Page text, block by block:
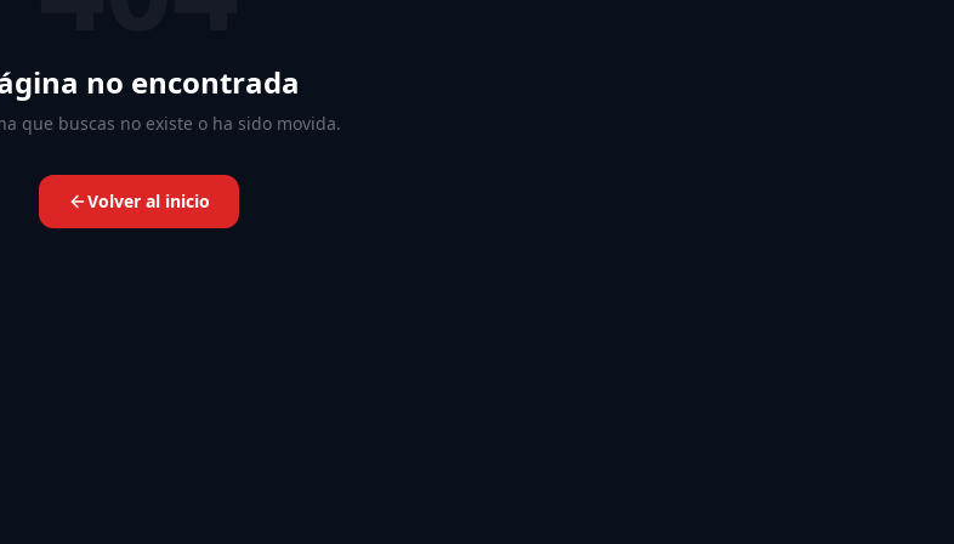
no encontrada
que buscas no existe o ha sido movida.
Volver al inicio